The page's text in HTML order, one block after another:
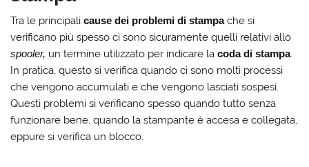
Tra le principalicause dei problemi di stampache si
verificano più spesso ci sono sicuramente quelli relativi allo
spooler, un termine utilizzato per indicare lacoda di stampa.
In pratica, questo si verifica quando ci sono molti processi
che vengono accumulati e che vengono lasciati sospesi.
Questi problemi si verificano spesso quando tutto senza
funzionare bene, quando la stampante è accesa e collegata,
eppure si verifica un blocco.